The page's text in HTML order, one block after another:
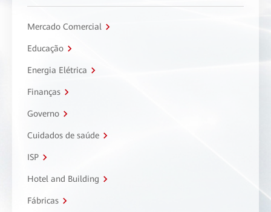
Mercado Comercial
Educação
Energia Elétrica
Finanças
Governo
Cuidados de saúde
ISP
Hotel and Building
Fábricas